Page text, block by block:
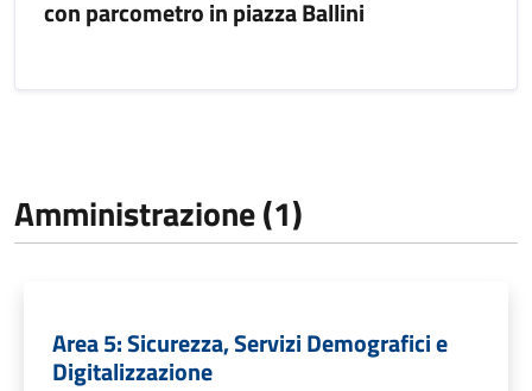
con parcometro in piazza Ballini
Amministrazione (1)
Area 5: Sicurezza, Servizi Demografici e
Digitalizzazione